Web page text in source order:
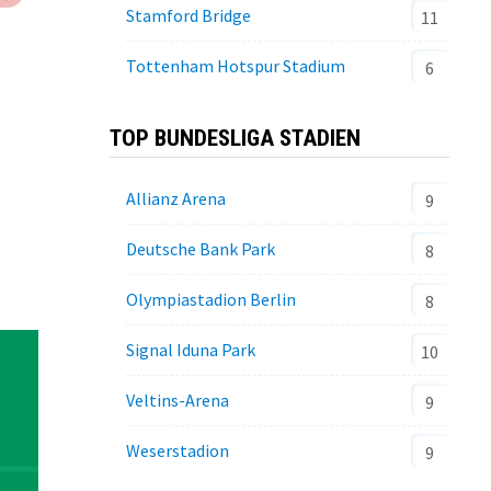
Stamford Bridge 11
Tottenham Hotspur Stadium 6
TOP BUNDESLIGA STADIEN
Allianz Arena 9
Deutsche Bank Park 8
Olympiastadion Berlin 8
Signal Iduna Park 10
Veltins-Arena 9
Weserstadion 9